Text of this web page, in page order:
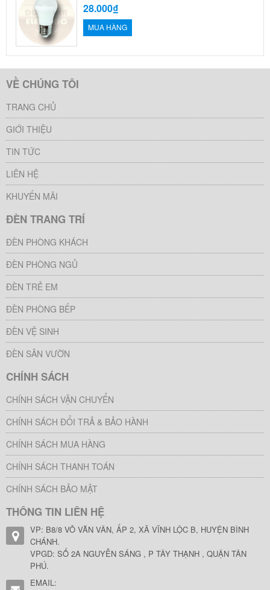
28.000₫
MUA HÀNG
VỀ CHÚNG TÔI
TRANG CHỦ
GIỚI THIỆU
TIN TỨC
LIÊN HỆ
KHUYẾN MÃI
ĐÈN TRANG TRÍ
ĐÈN PHÒNG KHÁCH
ĐÈN PHÒNG NGỦ
ĐÈN TRẺ EM
ĐÈN PHÒNG BẾP
ĐÈN VỆ SINH
ĐÈN SÂN VƯỜN
CHÍNH SÁCH
CHÍNH SÁCH VẬN CHUYỂN
CHÍNH SÁCH ĐỔI TRẢ & BẢO HÀNH
CHÍNH SÁCH MUA HÀNG
CHÍNH SÁCH THANH TOÁN
CHÍNH SÁCH BẢO MẬT
THÔNG TIN LIÊN HỆ
VP: B8/8 VÕ VĂN VÂN, ẤP 2, XÃ VĨNH LỘC B, HUYỆN BÌNH
CHÁNH.
VPGD: SỐ 2A NGUYỄN SÁNG , P TÂY THẠNH , QUẬN TÂN
PHÚ.
EMAIL: